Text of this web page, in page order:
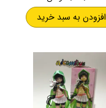
افزودن به سبد خرید